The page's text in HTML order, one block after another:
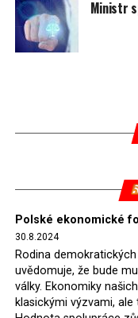
spotřeby.
Připomeňme, že
(SDEU) v souvislosti
verdiktem
tomuto rozhodnutí
2022, než byl tento
Polska s Českou
důl Turów vymazán
Polsko nechalo z
asi 70 milionů eur
Ministr
Polské ekonomické
30.8.2024
Rodina
uvědomuje, že bude
války. Ekonomiky
klasickými výzvami,